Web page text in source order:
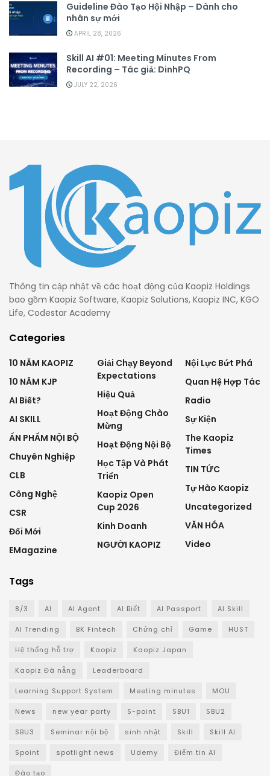
Guideline Đào Tạo Hội Nhập – Dành cho
nhân sự mới
APRIL 28, 2026
Skill AI #01: Meeting Minutes From
Recording – Tác giả: DinhPQ
JULY 22, 2026
Thông tin cập nhật về các hoạt động của Kaopiz Holdings
bao gồm Kaopiz Software, Kaopiz Solutions, Kaopiz INC, KGO
Life, Codestar Academy
Categories
10 NĂM KAOPIZ
10 NĂM KJP
AI Biết?
AI SKILL
ẤN PHẨM NỘI BỘ
Chuyên Nghiệp
CLB
Công Nghệ
CSR
Đổi Mới
EMagazine
Giải Chạy Beyond
Expectations
Hiệu Quả
Hoạt Động Chào
Mừng
Hoạt Động Nội Bộ
Học Tập Và Phát
Triển
Kaopiz Open
Cup 2026
Kinh Doanh
NGƯỜI KAOPIZ
Nội Lực Bứt Phá
Quan Hệ Hợp Tác
Radio
Sự Kiện
The Kaopiz
Times
TIN TỨC
Tự Hào Kaopiz
Uncategorized
VĂN HÓA
Video
Tags
8/3 AI AI Agent AI Biết AI Passport AI Skill
AI Trending BK Fintech Chứng chỉ Game HUST
Hệ thống hỗ trợ Kaopiz Kaopiz Japan
Kaopiz Đà nẵng Leaderboard
Learning Support System Meeting minutes MOU
News new year party S-point SBU1 SBU2
SBU3 Seminar nội bộ sinh nhật Skill Skill AI
Spoint spotlight news Udemy Điểm tin AI
Đào tạo